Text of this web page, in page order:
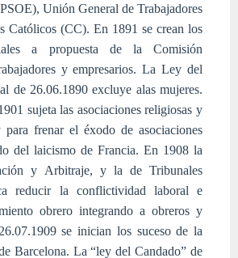
Unión General de Trabajadores
Católicos (CC). En 1891 se crean los
a propuesta de la Comisión
y empresarios. La Ley del
de 26.06.1890 excluye alas mujeres.
sujeta las asociaciones religiosas y
frenar el éxodo de asociaciones
del laicismo de Francia. En 1908 la
y Arbitraje, y la de Tribunales
reducir la conflictividad laboral e
obrero integrando a obreros y
se inician los suceso de la
Barcelona. La “ley del Candado” de